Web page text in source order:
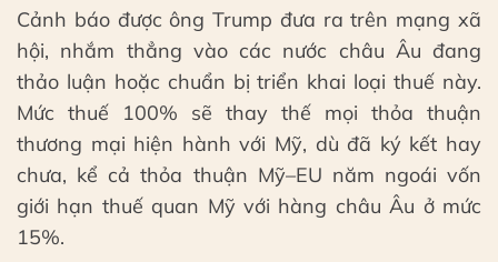
Cảnh báo được ông Trump đưa ra trên mạng xã
hội, nhắm thẳng vào các nước châu Âu đang
thảo luận hoặc chuẩn bị triển khai loại thuế này.
Mức thuế 100% sẽ thay thế mọi thỏa thuận
thương mại hiện hành với Mỹ, dù đã ký kết hay
chưa, kể cả thỏa thuận Mỹ–EU năm ngoái vốn
giới hạn thuế quan Mỹ với hàng châu Âu ở mức
15%.